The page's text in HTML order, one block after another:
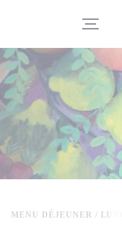
MENU DÉJEUNER /